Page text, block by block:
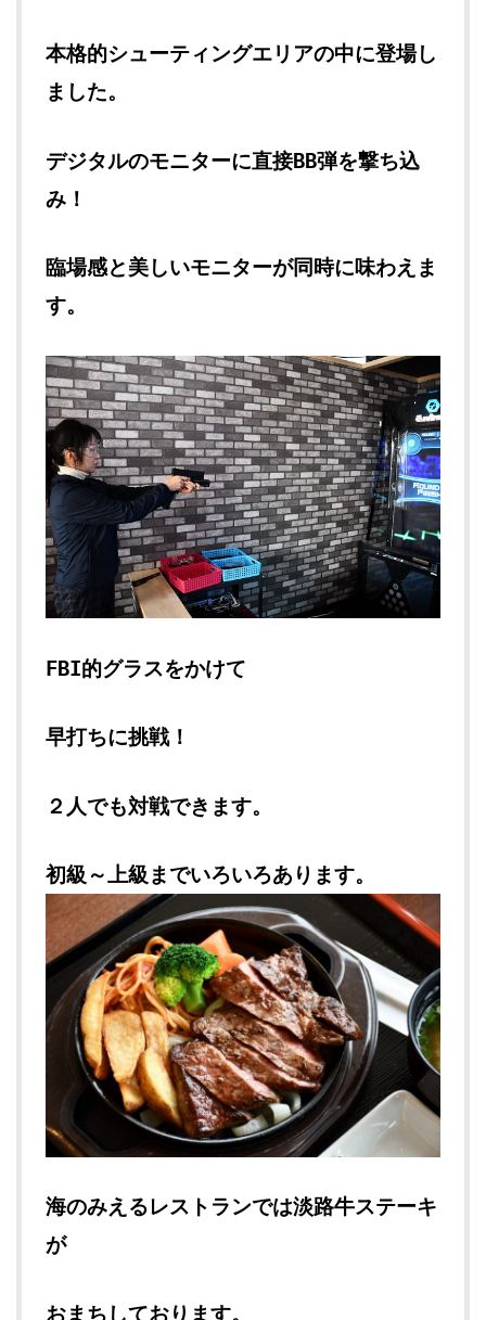
本格的シューティングエリアの中に登場し
ました。
デジタルのモニターに直接BB弾を撃ち込
み！
臨場感と美しいモニターが同時に味わえま
す。
FBI的グラスをかけて
早打ちに挑戦！
２人でも対戦できます。
初級～上級までいろいろあります。
海のみえるレストランでは淡路牛ステーキ
が
おまちしております。